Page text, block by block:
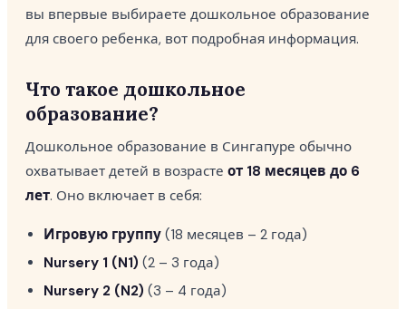
вы впервые выбираете дошкольное образование
для своего ребенка, вот подробная информация.
Что такое дошкольное
образование?
Дошкольное образование в Сингапуре обычно
охватывает детей в возрасте от 18 месяцев до 6
лет. Оно включает в себя:
Игровую группу (18 месяцев – 2 года)
Nursery 1 (N1) (2 – 3 года)
Nursery 2 (N2) (3 – 4 года)